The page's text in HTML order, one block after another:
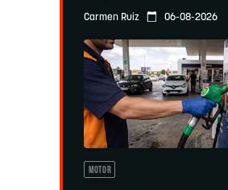
Carmen Ruiz 06-08-2026
MOTOR